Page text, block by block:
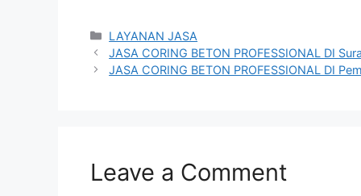
Categories
LAYANAN JASA
JASA CORING BETON PROFESSIONAL DI
JASA CORING BETON PROFESSIONAL DI
Leave a Comment